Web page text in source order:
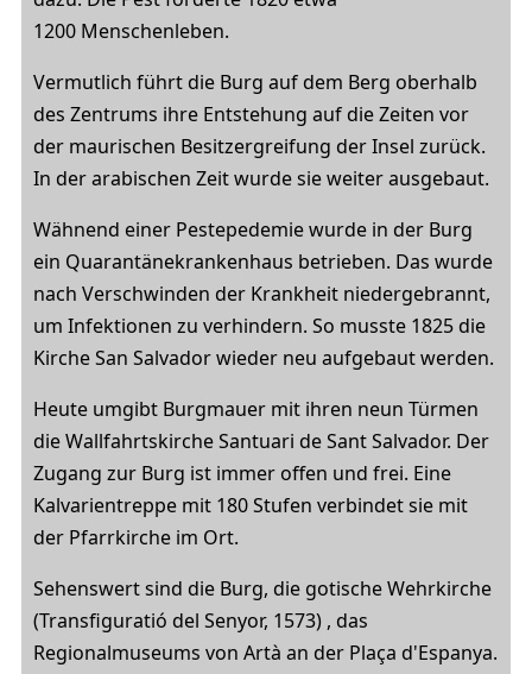
1200 Menschenleben.
Vermutlich führt die Burg auf dem Berg oberhalb
des Zentrums ihre Entstehung auf die Zeiten vor
der maurischen Besitzergreifung der Insel zurück.
In der arabischen Zeit wurde sie weiter ausgebaut.
Wähnend einer Pestepedemie wurde in der Burg
ein Quarantänekrankenhaus betrieben. Das wurde
nach Verschwinden der Krankheit niedergebrannt,
um Infektionen zu verhindern. So musste 1825 die
Kirche San Salvador wieder neu aufgebaut werden.
Heute umgibt Burgmauer mit ihren neun Türmen
die Wallfahrtskirche Santuari de Sant Salvador. Der
Zugang zur Burg ist immer offen und frei. Eine
Kalvarientreppe mit 180 Stufen verbindet sie mit
der Pfarrkirche im Ort.
Sehenswert sind die Burg, die gotische Wehrkirche
(Transfiguratió del Senyor, 1573) , das
Regionalmuseums von Artà an der Plaça d'Espanya.